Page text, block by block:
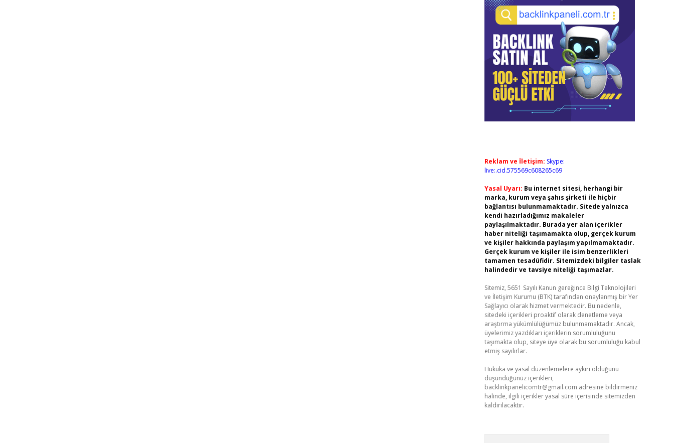
Reklam ve İletişim: Skype:
live:.cid.575569c608265c69
Yasal Uyarı: Bu internet sitesi, herhangi bir
marka, kurum veya şahıs şirketi ile hiçbir
bağlantısı bulunmamaktadır. Sitede yalnızca
kendi hazırladığımız makaleler
paylaşılmaktadır. Burada yer alan içerikler
haber niteliği taşımamakta olup, gerçek kurum
ve kişiler hakkında paylaşım yapılmamaktadır.
Gerçek kurum ve kişiler ile isim benzerlikleri
tamamen tesadüfidir. Sitemizdeki bilgiler taslak
halindedir ve tavsiye niteliği taşımazlar.
Sitemiz, 5651 Sayılı Kanun gereğince Bilgi Teknolojileri
ve İletişim Kurumu (BTK) tarafından onaylanmış bir Yer
Sağlayıcı olarak hizmet vermektedir. Bu nedenle,
sitedeki içerikleri proaktif olarak denetleme veya
araştırma yükümlülüğümüz bulunmamaktadır. Ancak,
üyelerimiz yazdıkları içeriklerin sorumluluğunu
taşımakta olup, siteye üye olarak bu sorumluluğu kabul
etmiş sayılırlar.
Hukuka ve yasal düzenlemelere aykırı olduğunu
düşündüğünüz içerikleri,
backlinkpanelicomtr@gmail.com adresine bildirmeniz
halinde, ilgili içerikler yasal süre içerisinde sitemizden
kaldırılacaktır.